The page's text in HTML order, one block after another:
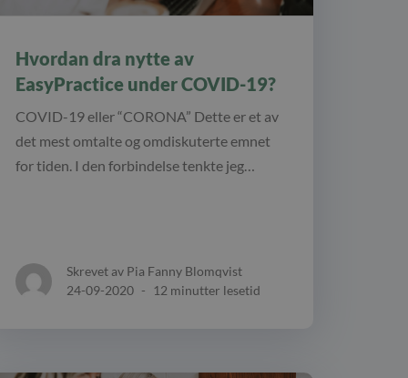
Hvordan dra nytte av
EasyPractice under COVID-19?
COVID-19 eller “CORONA” Dette er et av
det mest omtalte og omdiskuterte emnet
for tiden. I den forbindelse tenkte jeg…
Skrevet av Pia Fanny Blomqvist
24-09-2020 - 12 minutter lesetid